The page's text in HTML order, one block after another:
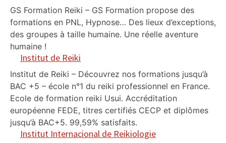
GS Formation Reiki – GS Formation propose des
formations en PNL, Hypnose… Des lieux d’exceptions,
des groupes à taille humaine. Une réelle aventure
humaine !
Institut de Reiki
Institut de Reiki – Découvrez nos formations jusqu’à
BAC +5 – école n°1 du reiki professionnel en France.
Ecole de formation reiki Usui. Accréditation
européenne FEDE, titres certifiés CECP et diplômes
jusqu’à BAC+5. 99,59% satisfaits.
Institut Internacional de Reikiologie